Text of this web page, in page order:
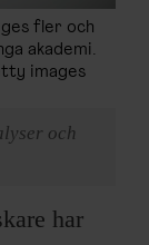
fler och
akademi.
images
och
har